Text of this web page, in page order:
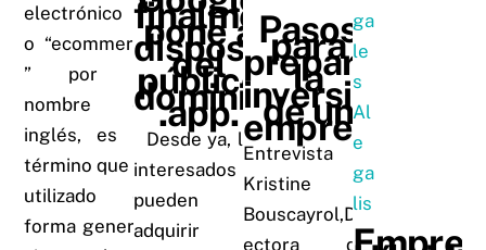
electrónico
o “ecommerce
” por su
nombre en
inglés, es un
término que es
utilizado en
forma general,
finalmente
pone a
disposición
del
público
dominios
.app.
Desde ya, los
interesados
pueden
adquirir su
Pasos
para
preparar
la
inversión
de un
Entrevista a:
Kristine
Bouscayrol,Dir
ectora del